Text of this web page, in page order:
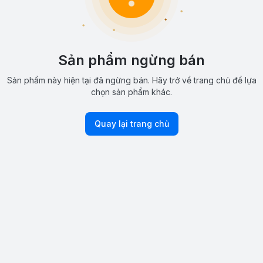
Sản phẩm ngừng bán
Sản phẩm này hiện tại đã ngừng bán. Hãy trở về trang chủ để lựa
chọn sản phẩm khác.
Quay lại trang chủ